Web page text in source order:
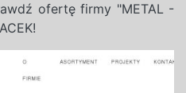
ofertę firmy "METAL -